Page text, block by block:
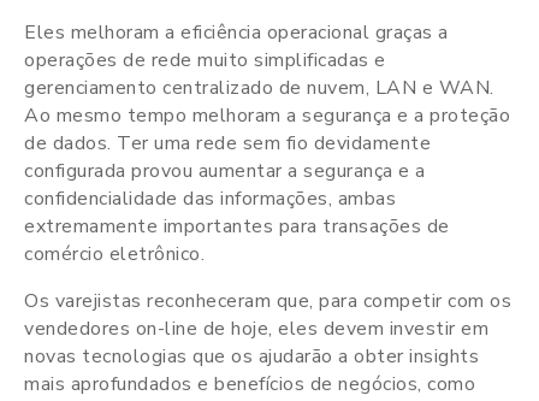
Eles melhoram a eficiência operacional graças a
operações de rede muito simplificadas e
gerenciamento centralizado de nuvem, LAN e WAN.
Ao mesmo tempo melhoram a segurança e a proteção
de dados. Ter uma rede sem fio devidamente
configurada provou aumentar a segurança e a
confidencialidade das informações, ambas
extremamente importantes para transações de
comércio eletrônico.
Os varejistas reconheceram que, para competir com os
vendedores on-line de hoje, eles devem investir em
novas tecnologias que os ajudarão a obter insights
mais aprofundados e benefícios de negócios, como